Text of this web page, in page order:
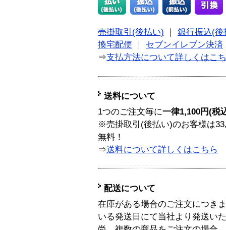
売掛取引(後払い)
銀行振込(後
換宅配便
セブンイレブン決済
⇒支払方法について詳しくはこ
送料について
1つのご注文毎に一律1,100円(税
※売掛取引(後払い)のお客様は
無料！
⇒送料について詳しくはこちら
配送について
在庫がある場合のご注文につき
いる発送日にて当社より発送い